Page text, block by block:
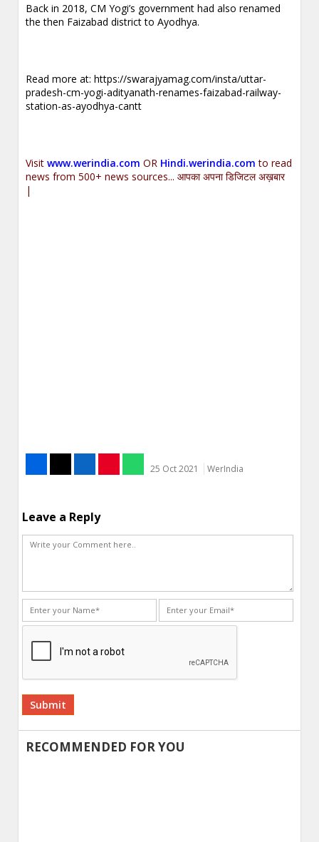
Back in 2018, CM Yogi’s government had also renamed
the then Faizabad district to Ayodhya.
Read more at:https://swarajyamag.com/insta/uttar-
pradesh-cm-yogi-adityanath-renames-faizabad-railway-
station-as-ayodhya-cantt
Visitwww.werindia.com OR Hindi.werindia.com to read
news from 500+ news sources... आपका अपना डिजिटल अख़बार
|
25 Oct 2021 WerIndia
Leave a Reply
Alternative:
RECOMMENDED FOR YOU